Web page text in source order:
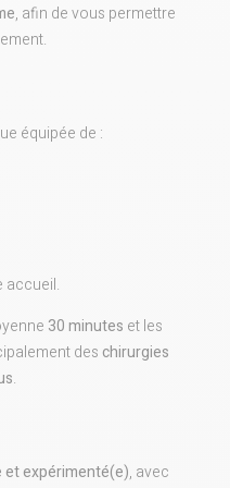
, afin de vous permettre
équipée de :
accueil.
30 minutes et les
des chirurgies
.
et expérimenté(e), avec